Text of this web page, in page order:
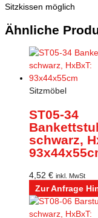
Sitzkissen möglich
Ähnliche
Sitzmöbel
ST05-34
schwarz,
4,52 € inkl. MwSt
Zur Anfrage